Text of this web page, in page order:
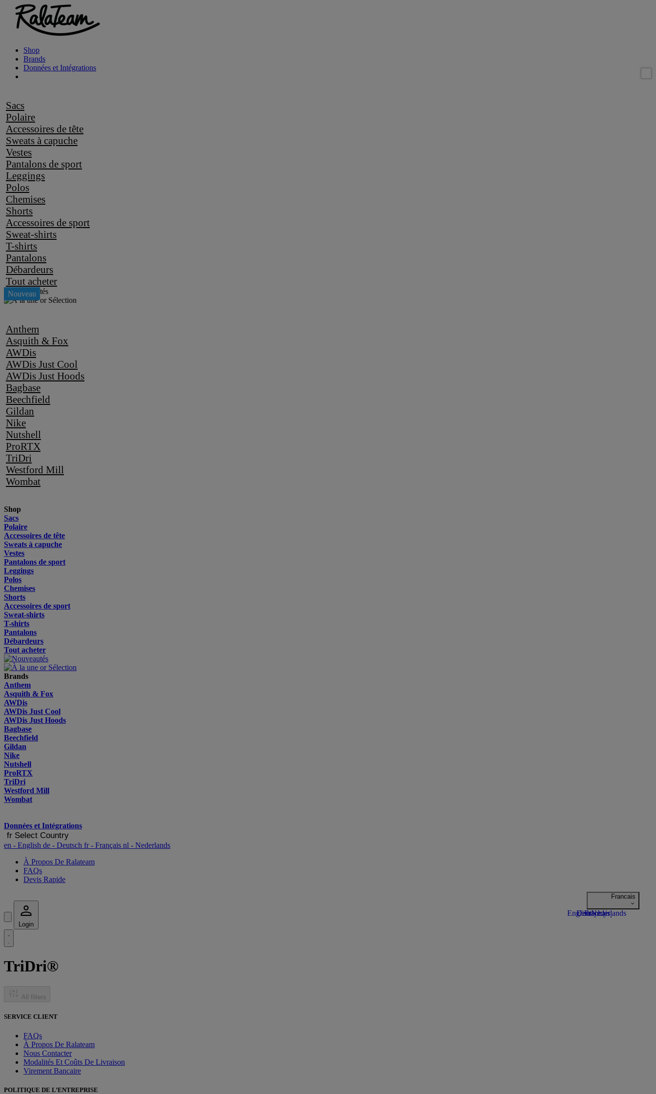
Shop
Brands
Données et Intégrations
Sacs
Polaire
Accessoires de tête
Sweats à capuche
Vestes
Pantalons de sport
Leggings
Polos
Chemises
Shorts
Accessoires de sport
Sweat-shirts
T-shirts
Pantalons
Débardeurs
Tout acheter
Anthem
Asquith & Fox
AWDis
AWDis Just Cool
AWDis Just Hoods
Bagbase
Beechfield
Gildan
Nike
Nutshell
ProRTX
TriDri
Westford Mill
Wombat
Shop
Sacs
Polaire
Accessoires de tête
Sweats à capuche
Vestes
Pantalons de sport
Leggings
Polos
Chemises
Shorts
Accessoires de sport
Sweat-shirts
T-shirts
Pantalons
Débardeurs
Tout acheter
Brands
Anthem
Asquith & Fox
AWDis
AWDis Just Cool
AWDis Just Hoods
Bagbase
Beechfield
Gildan
Nike
Nutshell
ProRTX
TriDri
Westford Mill
Wombat
Données et Intégrations
fr Select Country
en - English de - Deutsch fr- Français nl - Nederlands
À Propos De Ralateam
FAQs
Devis Rapide
Login
TriDri®
All filters
SERVICE CLIENT
FAQs
À Propos De Ralateam
Nous Contacter
Modalités Et Coûts De Livraison
Virement Bancaire
POLITIQUE DE L’ENTREPRISE